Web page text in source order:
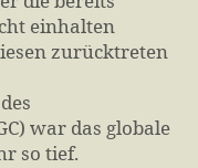
einhalten
zurücktreten
war das globale
so tief.